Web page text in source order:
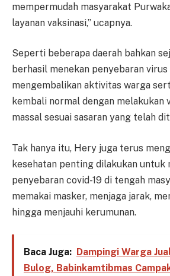
mempermudah masyarakat
layanan vaksinasi,” ucapnya.
Seperti beberapa daerah bahkan
berhasil menekan penyebaran
mengembalikan aktivitas warga
kembali normal dengan melakukan
massal sesuai sasaran yang telah
Tak hanya itu, Hery juga terus
kesehatan penting dilakukan untuk
penyebaran covid-19 di tengah
memakai masker, menjaga jarak,
hingga menjauhi kerumunan.
Baca Juga: Dampingi Warga
Bulog, Babinkamtibmas